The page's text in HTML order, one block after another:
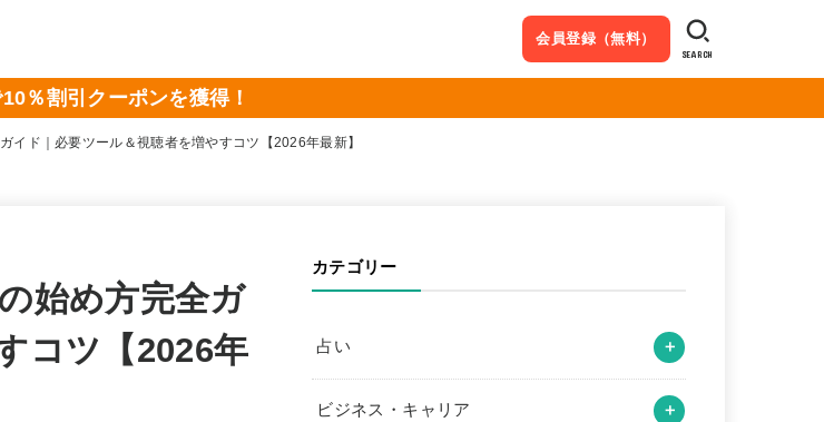
会員登録（無料）
SEARCH
％割引クーポンを獲得！
イド｜必要ツール＆視聴者を増やすコツ【2026年最新】
始め方完全ガ
コツ【2026年
カテゴリー
占い
ビジネス・キャリア